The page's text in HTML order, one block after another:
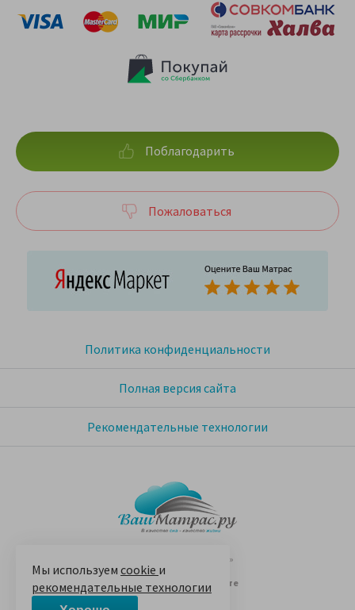
© 2005-2026 «Ваш матрас»
14 лет на Яндекс.Маркете
Политика конфиденциальности
Полная версия сайта
Рекомендательные технологии
Поблагодарить
Пожаловаться
Мы используем cookie и
рекомендательные технологии